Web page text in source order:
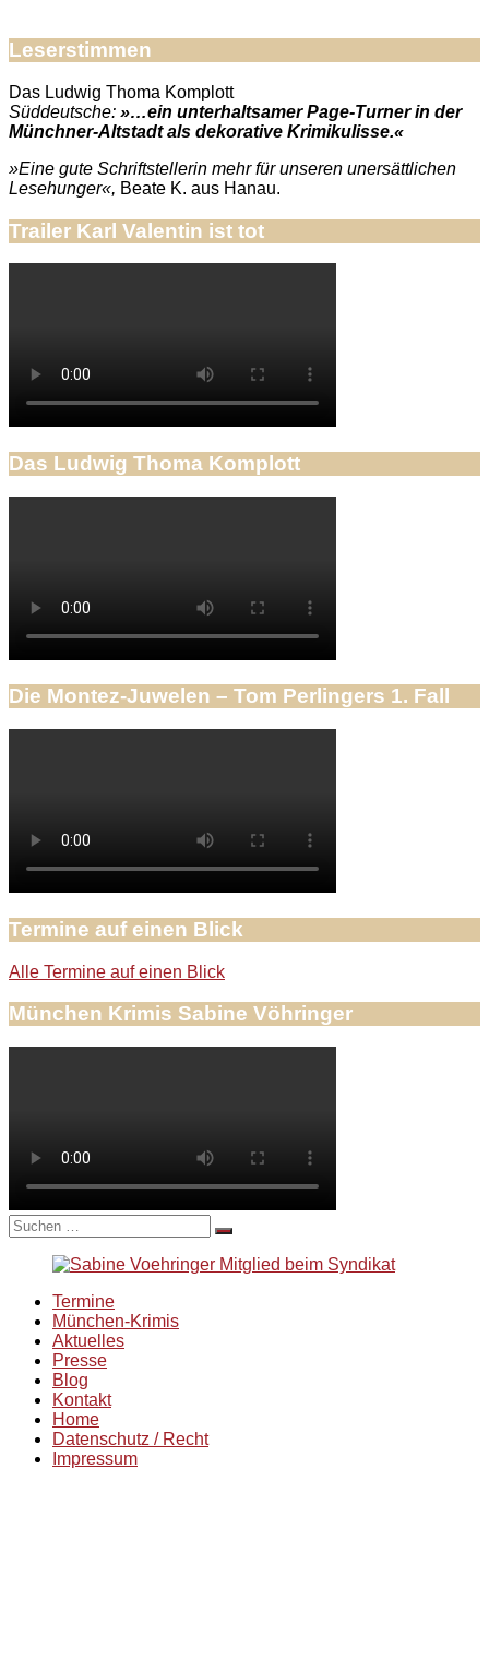
Leserstimmen
Das Ludwig Thoma Komplott
Süddeutsche: »…ein unterhaltsamer Page-Turner in der
Münchner-Altstadt als dekorative Krimikulisse.«
»Eine gute Schriftstellerin mehr für unseren unersättlichen
Lesehunger«, Beate K. aus Hanau.
Trailer Karl Valentin ist tot
Das Ludwig Thoma Komplott
Die Montez-Juwelen – Tom Perlingers 1. Fall
Termine auf einen Blick
Alle Termine auf einen Blick
München Krimis Sabine Vöhringer
Suche
nach:
Termine
München-Krimis
Aktuelles
Presse
Blog
Kontakt
Home
Datenschutz / Recht
Impressum